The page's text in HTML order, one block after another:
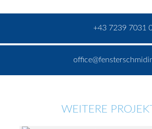
+43 7239 7031
WEITERE